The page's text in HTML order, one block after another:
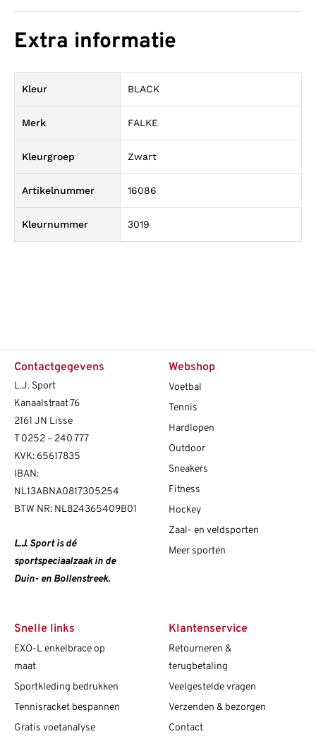
Extra informatie
Kleur BLACK
Merk FALKE
Kleurgroep Zwart
Artikelnummer 16086
Kleurnummer 3019
Contactgegevens
L.J. Sport
Kanaalstraat 76
2161 JN Lisse
T0252 – 240 777
KVK: 65617835
IBAN:
NL13ABNA0817305254
BTW NR: NL824365409B01
L.J. Sport is dé
sportspeciaalzaak in de
Duin- en Bollenstreek.
Webshop
Voetbal
Tennis
Hardlopen
Outdoor
Sneakers
Fitness
Hockey
Zaal- en veldsporten
Meer sporten
Snelle links
EXO-L enkelbrace op
maat
Sportkleding bedrukken
Tennisracket bespannen
Gratis voetanalyse
Klantenservice
Retourneren &
terugbetaling
Veelgestelde vragen
Verzenden & bezorgen
Contact